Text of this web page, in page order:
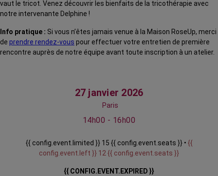
vaut le tricot. Venez découvrir les bienfaits de la tricothérapie avec
notre intervenante Delphine !
Info pratique : Si vous n’êtes jamais venue à la Maison RoseUp, merci
de prendre rendez-vous pour effectuer votre entretien de première
rencontre auprès de notre équipe avant toute inscription à un atelier.
27 janvier 2026
Paris
14h00 - 16h00
{{ config.event.limited }} 15 {{ config.event.seats }} • {{
config.event.left }} 12 {{ config.event.seats }}
{{ CONFIG.EVENT.EXPIRED }}